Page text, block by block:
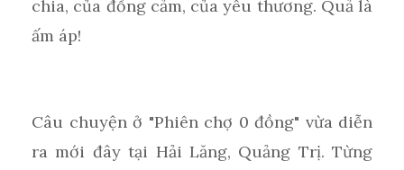
chia, của đồng cảm, của yêu thương. Quả là
ấm áp!
Câu chuyện ở "Phiên chợ 0 đồng" vừa diễn
ra mới đây tại Hải Lăng, Quảng Trị. Từng